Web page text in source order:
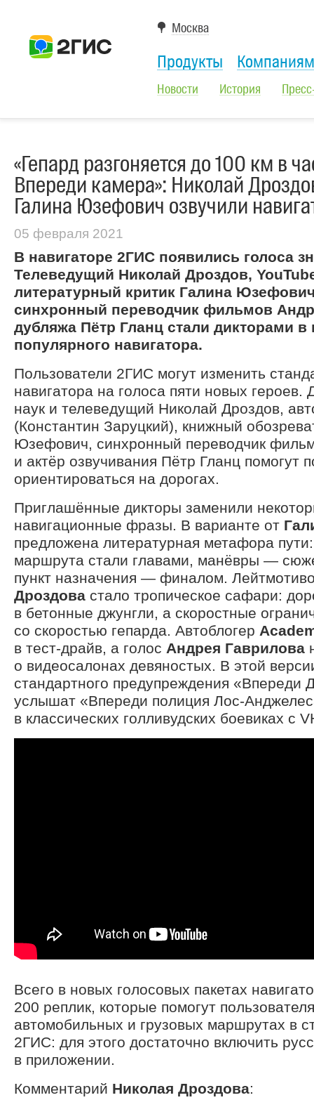
Продукты Компаниям
Новости История
Москва
«Гепард разгоняется до 100 км в
Впереди камера»: Николай
Галина Юзефович озвучили
05 февраля 2021
В навигаторе 2ГИС появились голоса
Телеведущий Николай Дроздов,
литературный критик Галина
синхронный переводчик фильмов
дубляжа Пётр Гланц стали дикторами в
популярного навигатора.
Пользователи 2ГИС могут изменить
навигатора на голоса пяти новых героев.
наук и телеведущий Николай Дроздов,
(Константин Заруцкий), книжный
Юзефович, синхронный переводчик
и актёр озвучивания Пётр Гланц помогут
ориентироваться на дорогах.
Приглашённые дикторы заменили
навигационные фразы. В варианте от
предложена литературная метафора
маршрута стали главами, манёвры —
пункт назначения — финалом.
Дроздова стало тропическое сафари:
в бетонные джунгли, а скоростные
со скоростью гепарда. Автоблогер
в тест-драйв, а голос Андрея Гаврилова
о видеосалонах девяностых. В этой
стандартного предупреждения «Впереди
услышат «Впереди полиция Лос-
в классических голливудских боевиках с
Всего в новых голосовых пакетах
200 реплик, которые помогут
автомобильных и грузовых маршрутах в
2ГИС: для этого достаточно включить
в приложении.
Комментарий Николая Дроздова: